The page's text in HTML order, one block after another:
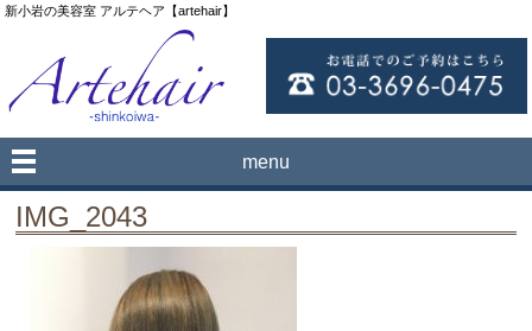
新小岩の美容室 アルテヘア【artehair】
menu
IMG_2043